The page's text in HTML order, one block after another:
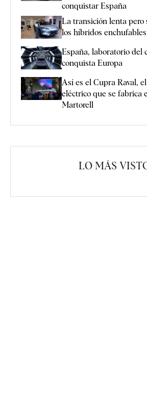
conquistar España
La transición lenta pero
los híbridos enchufables
España, laboratorio del
conquista Europa
Así es el Cupra Raval,
eléctrico que se fabrica
Martorell
LO MÁS